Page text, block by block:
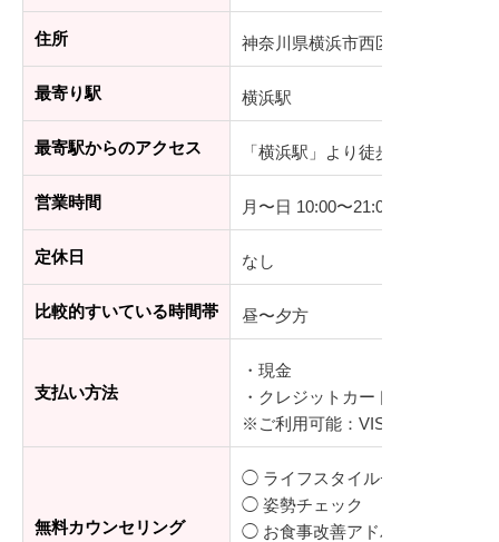
住所 神奈川県横浜市西区平沼1-37-5 中
最寄り駅 横浜駅
最寄駅からのアクセス 「横浜駅」より徒歩5分
営業時間 月〜日 10:00〜21:00
定休日 なし
比較的すいている時間帯 昼〜夕方
支払い方法
・現金
・クレジットカード（分割払いも
※ご利用可能：VISA、master、
無料カウンセリング
◯ ライフスタイルチェック
◯ 姿勢チェック
◯ お食事改善アドバイス